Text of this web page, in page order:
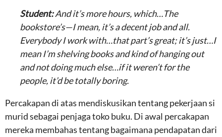
Student:And it’s more hours, which…The
bookstore’s—I mean, it’s a decent job and all.
Everybody I work with…that part’s great; it’s just…I
mean I’m shelving books and kind of hanging out
and not doing much else…if it weren’t for the
people, it’d be totally boring.
Percakapan di atas mendiskusikan tentang pekerjaan si
murid sebagai penjaga toko buku. Di awal percakapan
mereka membahas tentang bagaimana pendapatan dari